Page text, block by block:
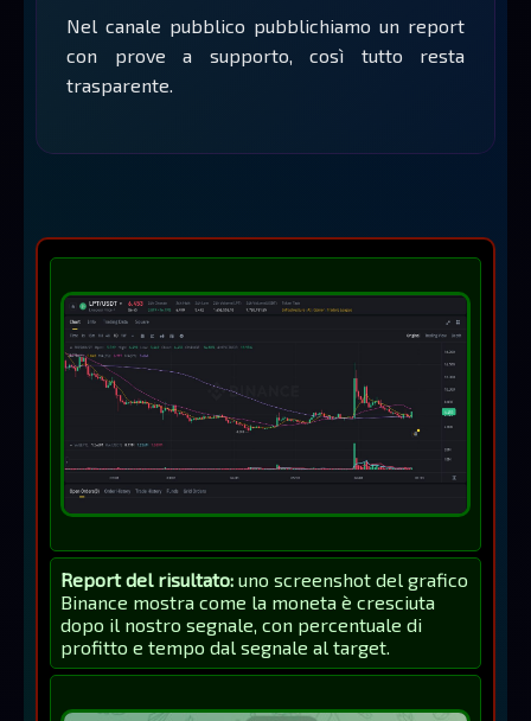
Nel canale pubblico pubblichiamo un report
con prove a supporto, così tutto resta
trasparente.
Report del risultato: uno screenshot del grafico
Binance mostra come la moneta è cresciuta
dopo il nostro segnale, con percentuale di
profitto e tempo dal segnale al target.